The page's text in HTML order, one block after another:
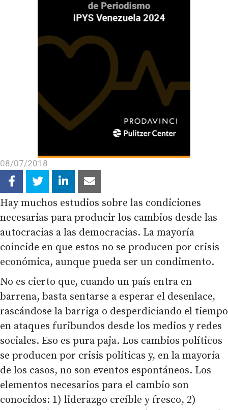
08/07/2018
Hay muchos estudios sobre las condiciones
necesarias para producir los cambios desde las
autocracias a las democracias. La mayoría
coincide en que estos no se producen por crisis
económica, aunque pueda ser un condimento.
No es cierto que, cuando un país entra en
barrena, basta sentarse a esperar el desenlace,
rascándose la barriga o desperdiciando el tiempo
en ataques furibundos desde los medios y redes
sociales. Eso es pura paja. Los cambios políticos
se producen por crisis políticas y, en la mayoría
de los casos, no son eventos espontáneos. Los
elementos necesarios para el cambio son
conocidos: 1) liderazgo creíble y fresco, 2)